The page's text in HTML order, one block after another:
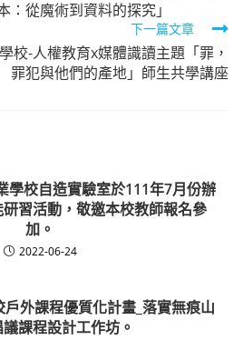
從魔術到資料的探究」
下一篇文章
校-人權教育x媒體識讀主題「罪，
罪犯與他們的產地」師生共學講座
學校自造實驗室於111年7月份辦
習活動，敬邀本校教師報名參
加。
2022-06-24
外課程優質化計畫_落實無痕山
課程設計工作坊。